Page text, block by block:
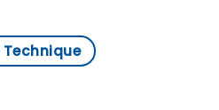
Technique